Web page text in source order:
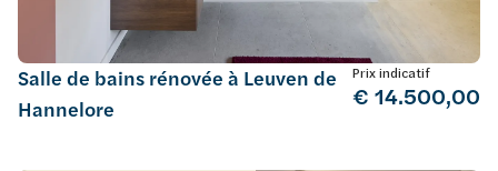
Salle de bains rénovée à Leuven de
Hannelore
Prix indicatif
€ 14.500,00